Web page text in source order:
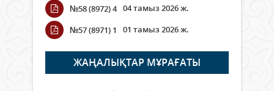
Wi-Fi ҚАБЫРҒА АРҚЫЛЫ ҚАЛАЙ
ӨТЕДІ?
06 тамыз 2026 ж. 269
№58 (8972) 4 04 тамыз 2026 ж.
№57 (8971) 1
01 тамыз 2026 ж.
ЖАҢАЛЫҚТАР МҰРАҒАТЫ